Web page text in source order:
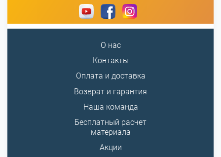
О нас
Контакты
Оплата и доставка
Возврат и гарантия
Наша команда
Бесплатный расчет
материала
Акции